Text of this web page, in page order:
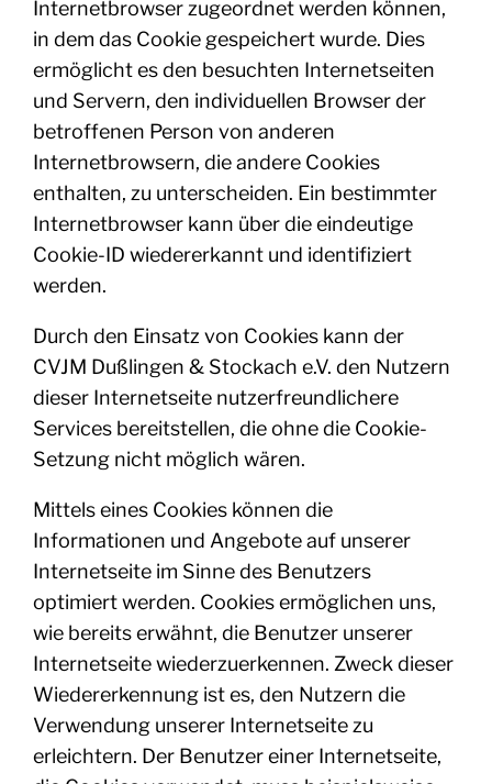
Internetbrowser zugeordnet werden können,
in dem das Cookie gespeichert wurde. Dies
ermöglicht es den besuchten Internetseiten
und Servern, den individuellen Browser der
betroffenen Person von anderen
Internetbrowsern, die andere Cookies
enthalten, zu unterscheiden. Ein bestimmter
Internetbrowser kann über die eindeutige
Cookie-ID wiedererkannt und identifiziert
werden.
Durch den Einsatz von Cookies kann der
CVJM Dußlingen & Stockach e.V. den Nutzern
dieser Internetseite nutzerfreundlichere
Services bereitstellen, die ohne die Cookie-
Setzung nicht möglich wären.
Mittels eines Cookies können die
Informationen und Angebote auf unserer
Internetseite im Sinne des Benutzers
optimiert werden. Cookies ermöglichen uns,
wie bereits erwähnt, die Benutzer unserer
Internetseite wiederzuerkennen. Zweck dieser
Wiedererkennung ist es, den Nutzern die
Verwendung unserer Internetseite zu
erleichtern. Der Benutzer einer Internetseite,